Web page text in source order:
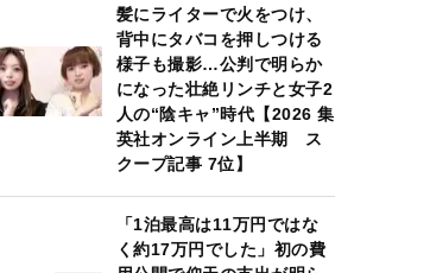
髪にライターで火をつけ、
背中にタバコを押しつける
様子も撮影…公判で明らか
になった壮絶リンチと女子2
人の“陰キャ”時代【2026 集
英社オンライン上半期 ス
クープ記事 7位】
「1泊最高は11万円ではな
く約17万円でした」初の費